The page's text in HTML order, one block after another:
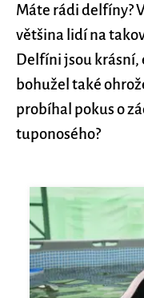
Máte rádi delfíny?
většina lidí na
Delfíni jsou
bohužel také
probíhal pokus o
tuponosého?